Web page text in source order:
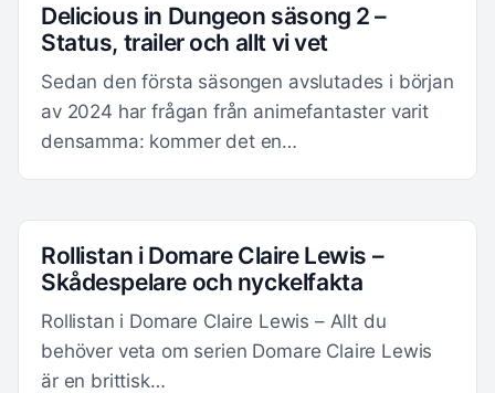
Delicious in Dungeon säsong 2 –
Status, trailer och allt vi vet
Sedan den första säsongen avslutades i början
av 2024 har frågan från animefantaster varit
densamma: kommer det en…
Rollistan i Domare Claire Lewis –
Skådespelare och nyckelfakta
Rollistan i Domare Claire Lewis – Allt du
behöver veta om serien Domare Claire Lewis
är en brittisk…